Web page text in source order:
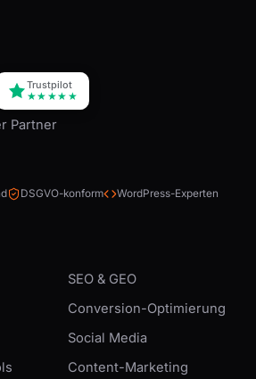
Trustpilot
★★★★★
DSGVO-konform WordPress-Experten
SEO & GEO
Conversion-Optimierung
Social Media
Content-Marketing